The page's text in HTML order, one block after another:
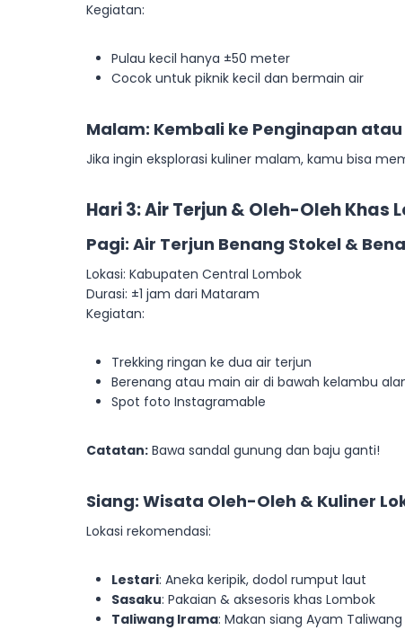
Kegiatan:
Pulau kecil hanya ±50 meter
Cocok untuk piknik kecil dan bermain air
Malam: Kembali ke Penginapan
Jika ingin eksplorasi kuliner malam, kamu bisa
Hari 3: Air Terjun & Oleh-Oleh Khas
Pagi: Air Terjun Benang Stokel &
Lokasi: Kabupaten Central Lombok
Durasi: ±1 jam dari Mataram
Kegiatan:
Trekking ringan ke dua air terjun
Berenang atau main air di bawah kelambu
Spot foto Instagramable
Catatan: Bawa sandal gunung dan baju ganti!
Siang: Wisata Oleh-Oleh & Kuliner
Lokasi rekomendasi:
Lestari: Aneka keripik, dodol rumput laut
Sasaku: Pakaian & aksesoris khas Lombok
Taliwang Irama: Makan siang Ayam